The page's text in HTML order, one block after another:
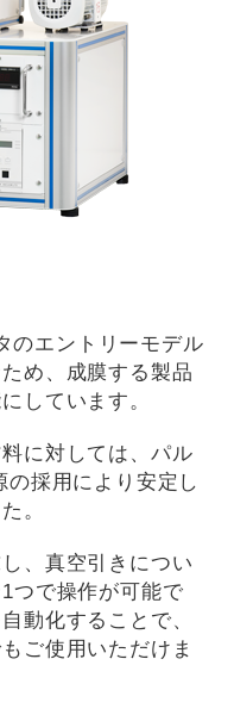
のエントリーモデル
め、成膜する製品
しています。
に対しては、パル
の採用により安定し
。
、真空引きについ
つで操作が可能で
動化することで、
ご使用いただけま